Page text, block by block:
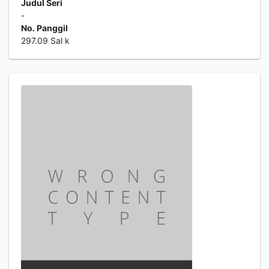
Judul Seri
-
No. Panggil
297.09 Sal k